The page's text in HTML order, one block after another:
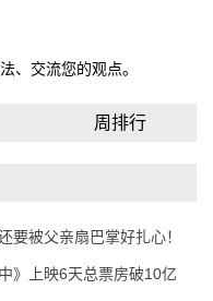
、交流您的观点。
周排行
要被父亲扇巴掌好扎心！
》上映6天总票房破10亿